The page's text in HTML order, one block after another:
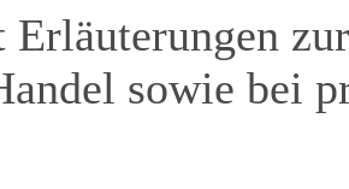
sowie bei